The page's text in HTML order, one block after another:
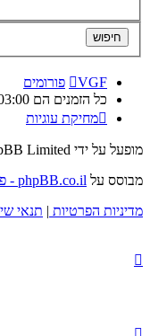
VGF
פורומים
כל הזמנים הם
מחיקת עוגיות
מופעל על ידי Limited
מבוסס על phpBB.co.il - פורומים בעברית
מדיניות הפרטיות | תנאי